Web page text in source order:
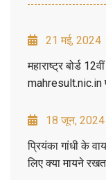
21 मई, 2024
महाराष्ट्र बोर्ड
mahresult.nic.in
18 जून, 2024
प्रियंका गांधी के
लिए क्या मायने